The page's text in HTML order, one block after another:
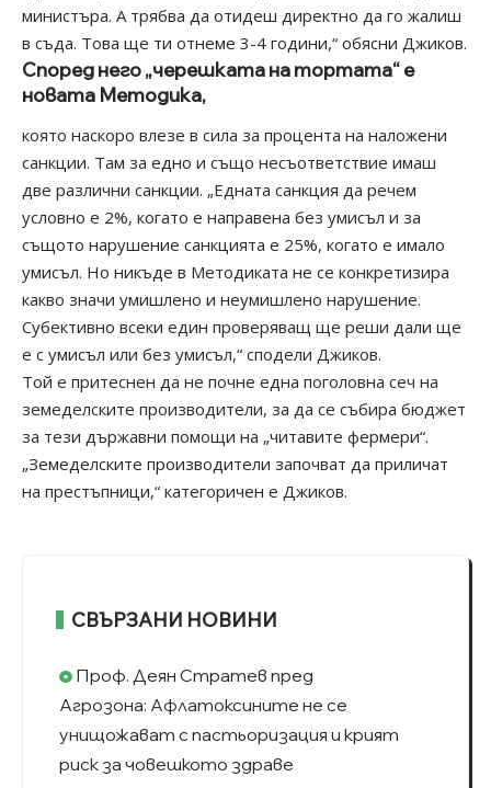
министъра. А трябва да отидеш директно да го жалиш
в съда. Това ще ти отнеме 3-4 години,“ обясни Джиков.
Според него „черешката на тортата“ е
новата Методика,
която наскоро влезе в сила за процента на наложени
санкции. Там за едно и също несъответствие имаш
две различни санкции. „Едната санкция да речем
условно е 2%, когато е направена без умисъл и за
същото нарушение санкцията е 25%, когато е имало
умисъл. Но никъде в Методиката не се конкретизира
какво значи умишлено и неумишлено нарушение.
Субективно всеки един проверяващ ще реши дали ще
е с умисъл или без умисъл,“ сподели Джиков.
Той е притеснен да не почне една поголовна сеч на
земеделските производители, за да се събира бюджет
за тези държавни помощи на „читавите фермери“.
„Земеделските производители започват да приличат
на престъпници,“ категоричен е Джиков.
СВЪРЗАНИ НОВИНИ
Проф. Деян Стратев пред
Агрозона: Афлатоксините не се
унищожават с пастьоризация и крият
риск за човешкото здраве